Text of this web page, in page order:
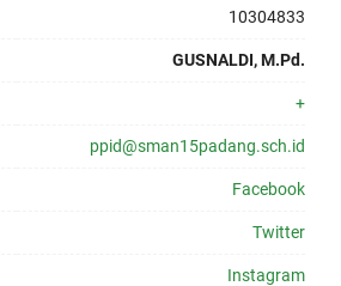
10304833
GUSNALDI, M.Pd.
+
ppid@sman15padang.sch.id
Facebook
Twitter
Instagram